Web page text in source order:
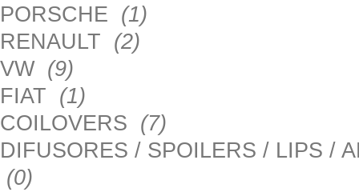
PORSCHE (1)
RENAULT (2)
VW (9)
FIAT (1)
COILOVERS (7)
DIFUSORES / SPOILERS / LIPS /
(0)